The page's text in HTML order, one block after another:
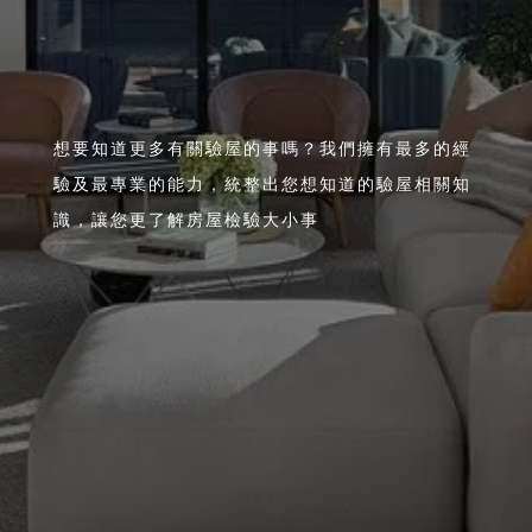
想要知道更多有關驗屋的事嗎？我們擁有最多的經
驗及最專業的能力，統整出您想知道的驗屋相關知
識，讓您更了解房屋檢驗大小事